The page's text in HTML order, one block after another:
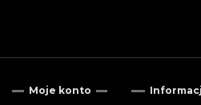
Moje konto